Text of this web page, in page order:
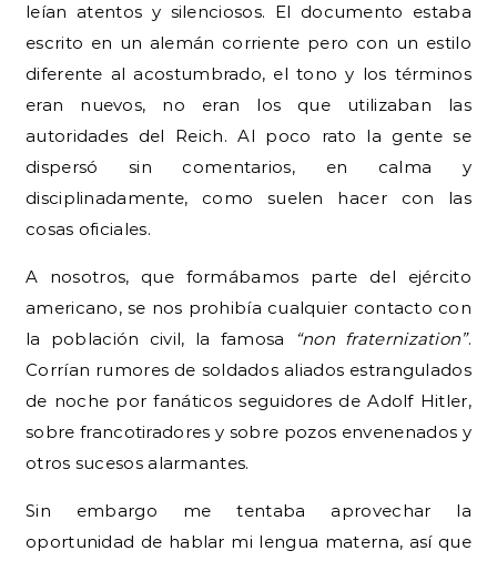
leían atentos y silenciosos. El documento estaba
escrito en un alemán corriente pero con un estilo
diferente al acostumbrado, el tono y los términos
eran nuevos, no eran los que utilizaban las
autoridades del Reich. Al poco rato la gente se
dispersó sin comentarios, en calma y
disciplinadamente, como suelen hacer con las
cosas oficiales.
A nosotros, que formábamos parte del ejército
americano, se nos prohibía cualquier contacto con
la población civil, la famosa
“non fraternization”.
Corrían rumores de soldados aliados estrangulados
de noche por fanáticos seguidores de Adolf Hitler,
sobre francotiradores y sobre pozos envenenados y
otros sucesos alarmantes.
Sin embargo me tentaba aprovechar la
oportunidad de hablar mi lengua materna, así que